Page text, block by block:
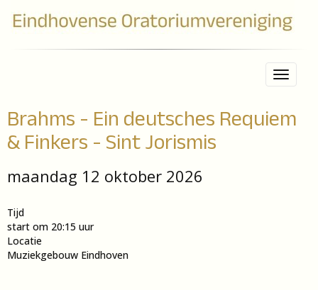
Toggle
Brahms - Ein deutsches Requiem
& Finkers - Sint Jorismis
maandag 12 oktober 2026
Tijd
start om 20:15 uur
Locatie
Muziekgebouw Eindhoven